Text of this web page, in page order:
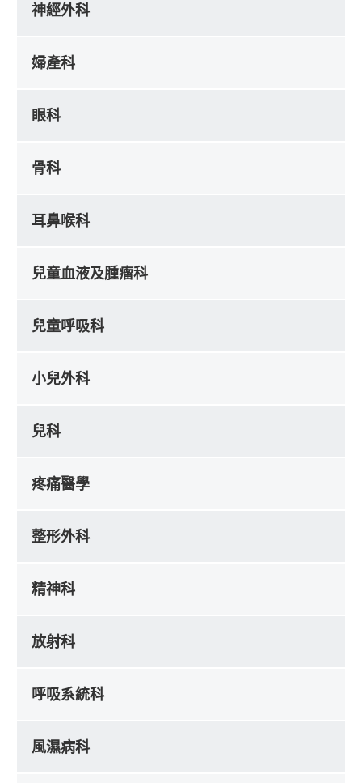
神經外科
婦產科
眼科
骨科
耳鼻喉科
兒童血液及腫瘤科
兒童呼吸科
小兒外科
兒科
疼痛醫學
整形外科
精神科
放射科
呼吸系統科
風濕病科